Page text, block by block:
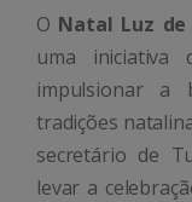
O Natal Luz de
uma iniciativa
impulsionar a
tradições
secretário de
levar a